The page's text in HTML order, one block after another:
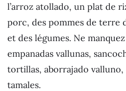
l’arroz atollado, un plat de
porc, des pommes de terre
et des légumes. Ne
empanadas vallunas,
tortillas, aborrajado
tamales.